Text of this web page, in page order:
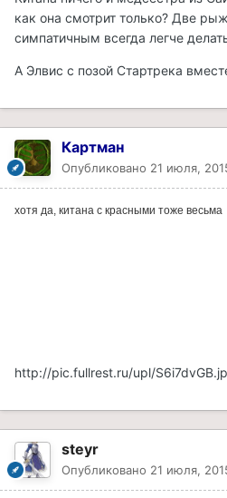
как она смотрит только? Две
симпатичным всегда легче
А Элвис с позой Стартрека
Картман
Опубликовано 21 июля,
хотя да, китана с красными тоже весьма
http://pic.fullrest.ru/upl/
steyr
Опубликовано 21 июля,